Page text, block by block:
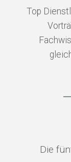
Top
Die